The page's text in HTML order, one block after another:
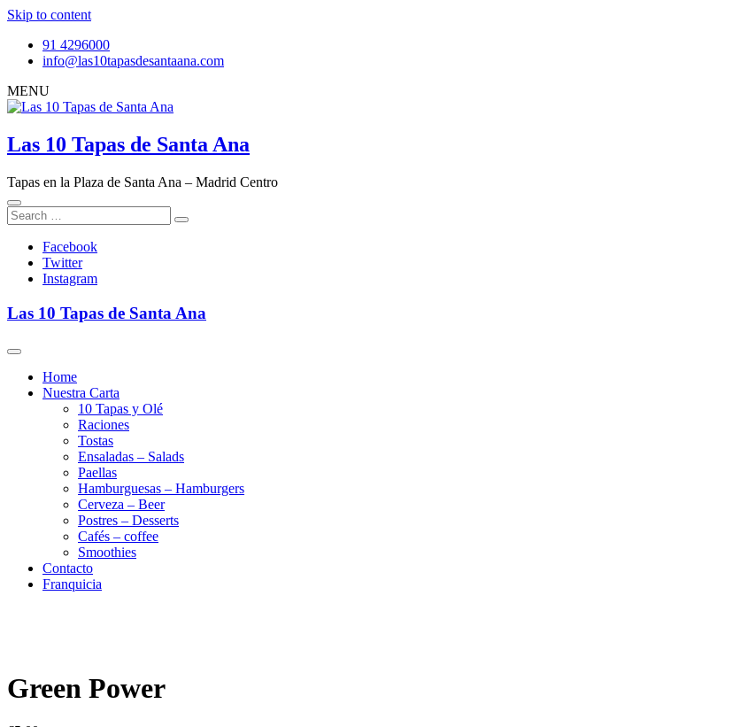
Skip to content
91 4296000
info@las10tapasdesantaana.com
MENU
Las 10 Tapas de Santa Ana
Tapas en la Plaza de Santa Ana – Madrid Centro
Facebook
Twitter
Instagram
Las 10 Tapas de Santa Ana
Home
Nuestra Carta
10 Tapas y Olé
Raciones
Tostas
Ensaladas – Salads
Paellas
Hamburguesas – Hamburgers
Cerveza – Beer
Postres – Desserts
Cafés – coffee
Smoothies
Contacto
Franquicia
Green Power